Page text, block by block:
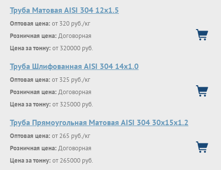
Труба Матовая AISI 304 12х1.5
Оптовая цена: от 320 руб./кг
Розничная цена: Договорная
Цена за тонну: от 320000 руб.
Труба Шлифованная AISI 304 14х1.0
Оптовая цена: от 325 руб./кг
Розничная цена: Договорная
Цена за тонну: от 325000 руб.
Труба Прямоугольная Матовая AISI 304 30х15х1.2
Оптовая цена: от 265 руб./кг
Розничная цена: Договорная
Цена за тонну: от 265000 руб.